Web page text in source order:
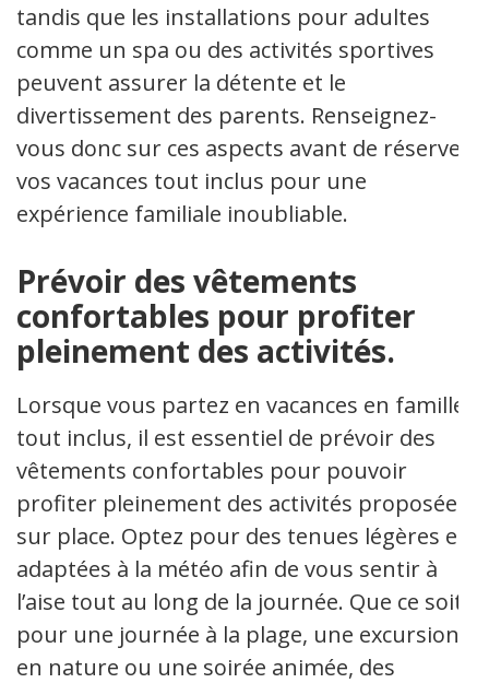
tandis que les installations pour adultes
comme un spa ou des activités sportives
peuvent assurer la détente et le
divertissement des parents. Renseignez-
vous donc sur ces aspects avant de réserver
vos vacances tout inclus pour une
expérience familiale inoubliable.
Prévoir des vêtements
confortables pour profiter
pleinement des activités.
Lorsque vous partez en vacances en famille
tout inclus, il est essentiel de prévoir des
vêtements confortables pour pouvoir
profiter pleinement des activités proposées
sur place. Optez pour des tenues légères et
adaptées à la météo afin de vous sentir à
l’aise tout au long de la journée. Que ce soit
pour une journée à la plage, une excursion
en nature ou une soirée animée, des